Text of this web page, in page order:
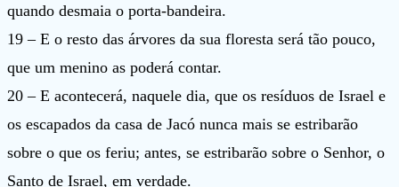
quando desmaia o porta-bandeira.
19 – E o resto das árvores da sua floresta será tão pouco,
que um menino as poderá contar.
20 – E acontecerá, naquele dia, que os resíduos de Israel e
os escapados da casa de Jacó nunca mais se estribarão
sobre o que os feriu; antes, se estribarão sobre o Senhor, o
Santo de Israel, em verdade.